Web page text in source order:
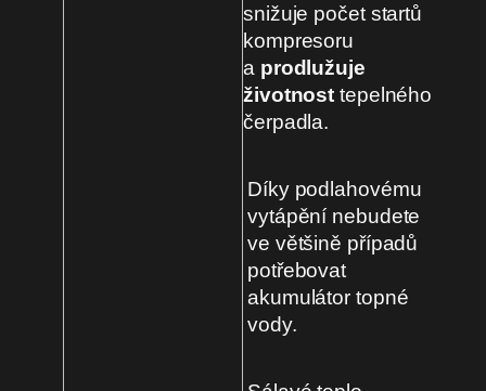
snižuje počet startů
kompresoru
a prodlužuje
životnost tepelného
čerpadla.
Díky podlahovému
vytápění nebudete
ve většině případů
potřebovat
akumulátor topné
vody.